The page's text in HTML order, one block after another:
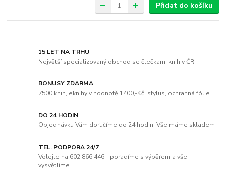
Přidat do košíku
15 LET NA TRHU
Největší specializovaný obchod se čtečkami knih v ČR
BONUSY ZDARMA
7500 knih, eknihy v hodnotě 1400,-Kč, stylus, ochranná fólie
DO 24 HODIN
Objednávku Vám doručíme do 24 hodin. Vše máme skladem
TEL. PODPORA 24/7
Volejte na 602 866 446 - poradíme s výběrem a vše
vysvětlíme